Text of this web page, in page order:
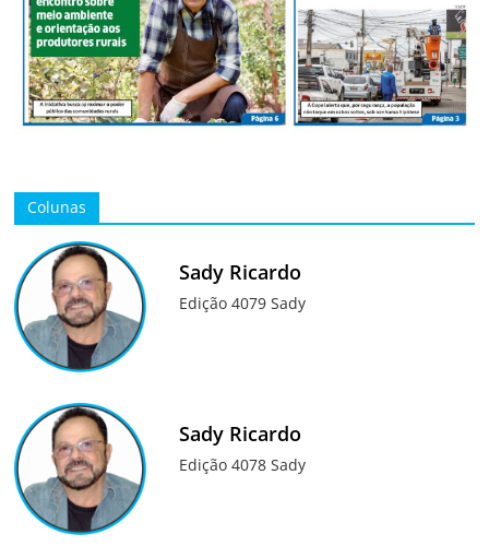
Colunas
Sady Ricardo
Edição 4079 Sady
Sady Ricardo
Edição 4078 Sady